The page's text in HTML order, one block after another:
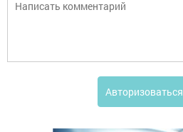
Авторизоваться